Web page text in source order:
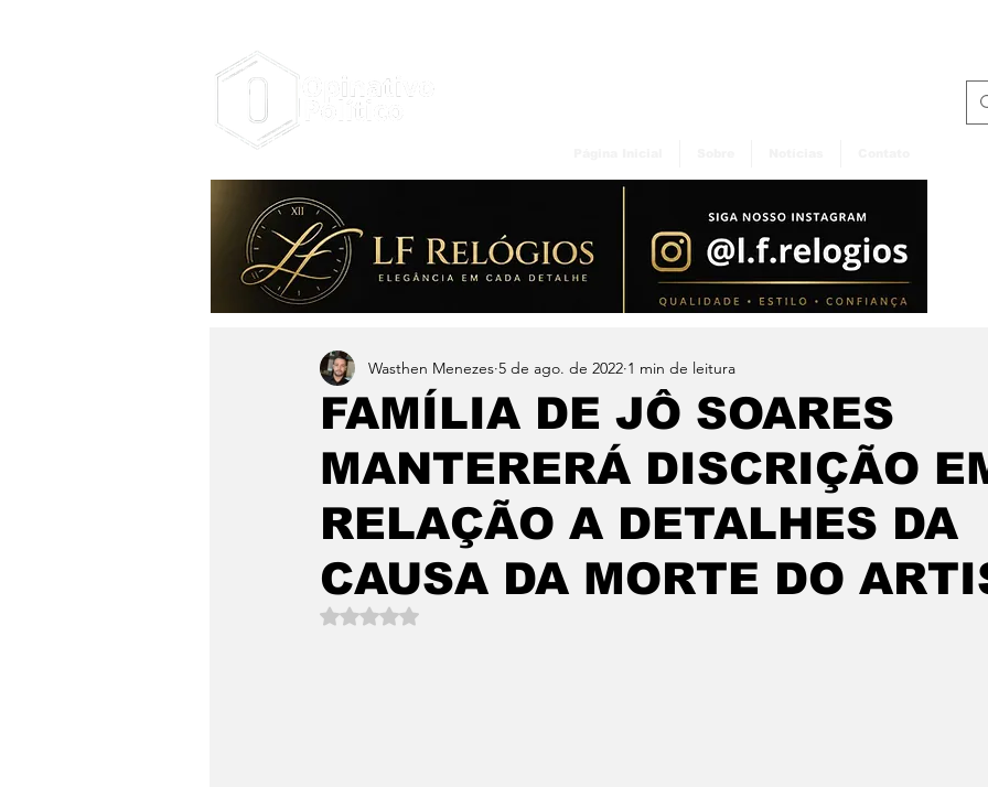
FAMÍLIA DE JÔ SOARES
MANTERERÁ DISCRIÇÃO
RELAÇÃO A DETALHES DA
CAUSA DA MORTE DO
Wasthen Menezes 5 de ago. de 2022 1 min de leitura
Avaliado com NaN de 5 estrelas.